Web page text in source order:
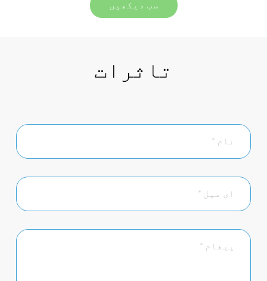
سب دیکھیں
تاثرات